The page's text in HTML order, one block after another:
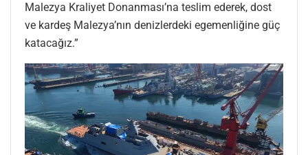
Malezya Kraliyet Donanması’na teslim ederek, dost
ve kardeş Malezya’nın denizlerdeki egemenliğine güç
katacağız.”